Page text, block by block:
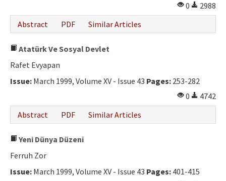
0
2988
Abstract
PDF Similar Articles
Atatürk Ve Sosyal Devlet
Rafet Evyapan
Issue: March 1999, Volume XV - Issue 43 Pages: 253-282
0
4742
Abstract
PDF Similar Articles
Yeni Dünya Düzeni
Ferruh Zor
Issue: March 1999, Volume XV - Issue 43 Pages: 401-415